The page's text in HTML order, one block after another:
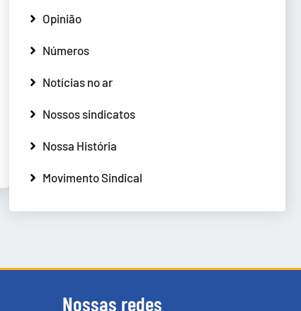
Opinião
Números
Notícias no ar
Nossos sindicatos
Nossa História
Movimento Sindical
Nossas redes